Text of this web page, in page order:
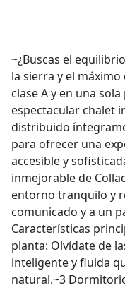
~¿Buscas el
la sierra y el
clase A y en una
espectacular chalet
distribuido
para ofrecer una
accesible y
inmejorable de
entorno tranquilo y
comunicado y a un
Características
planta: Olvídate de
inteligente y fluida
natural.~3